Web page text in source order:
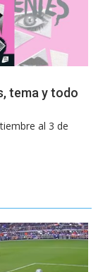
tema y todo
al 3 de